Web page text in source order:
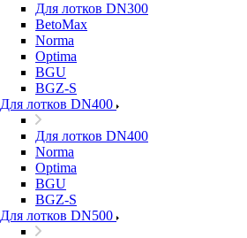
Для лотков DN300
BetoMax
Norma
Optima
BGU
BGZ-S
Для лотков DN400
Для лотков DN400
Norma
Optima
BGU
BGZ-S
Для лотков DN500